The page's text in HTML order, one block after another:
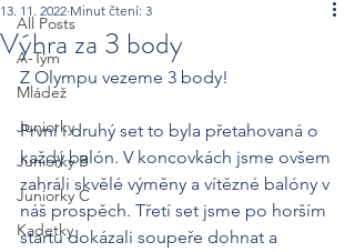
All Posts
A-Tým
Mládež
Juniorky
Juniorky B
Juniorky C
Kadetky
Výhra za 3 body
13. 11. 2022 Minut čtení: 3
Z Olympu vezeme 3 body!
První i druhý set to byla přetahovaná o
každý balón. V koncovkách jsme ovšem
zahráli skvělé výměny a vítězné balóny v
náš prospěch. Třetí set jsme po horším
startu dokázali soupeře dohnat a